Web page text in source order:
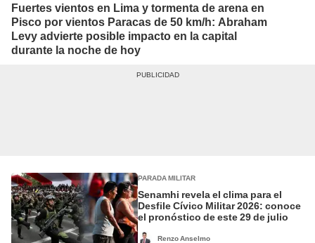
Fuertes vientos en Lima y tormenta de arena en
Pisco por vientos Paracas de 50 km/h: Abraham
Levy advierte posible impacto en la capital
durante la noche de hoy
PARADA MILITAR
Senamhi revela el clima para el
Desfile Cívico Militar 2026: conoce
el pronóstico de este 29 de julio
Renzo Anselmo